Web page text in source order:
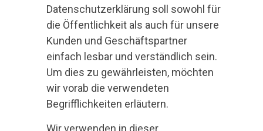
Datenschutzerklärung soll sowohl für
die Öffentlichkeit als auch für unsere
Kunden und Geschäftspartner
einfach lesbar und verständlich sein.
Um dies zu gewährleisten, möchten
wir vorab die verwendeten
Begrifflichkeiten erläutern.
Wir verwenden in dieser